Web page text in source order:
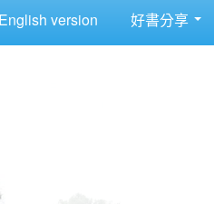
English version 好書分享